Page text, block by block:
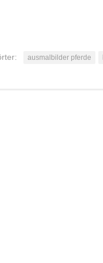
ausmalbilder pferde